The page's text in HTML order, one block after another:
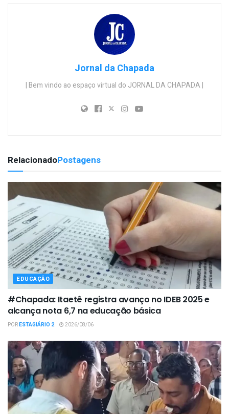
Jornal da Chapada
| Bem vindo ao espaço virtual do JORNAL DA CHAPADA |
RelacionadoPostagens
EDUCAÇÃO
#Chapada: Itaetê registra avanço no IDEB 2025 e
alcança nota 6,7 na educação básica
PORESTAGIÁRIO 2 2026/08/06